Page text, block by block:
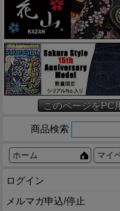
このページをPC
商品検索
ホーム マイ
ログイン
メルマガ申込/停止